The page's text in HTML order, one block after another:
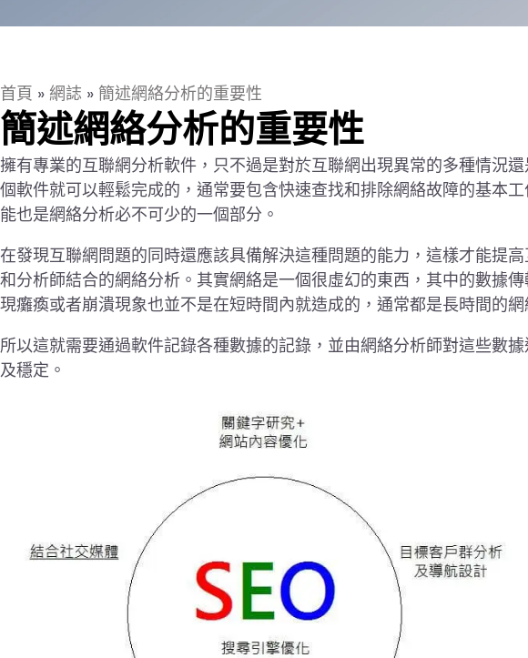
首頁 » 網誌 » 簡述網絡分析的重要性
簡述網絡分析的重要性
擁有專業的互聯網分析軟件，只不過是對於互聯網出現異常的多種情況
個軟件就可以輕鬆完成的，通常要包含快速查找和排除網絡故障的基本
能也是網絡分析必不可少的一個部分。
在發現互聯網問題的同時還應該具備解決這種問題的能力，這樣才能提
和分析師結合的網絡分析。其實網絡是一個很虛幻的東西，其中的數據
現癱瘓或者崩潰現象也並不是在短時間內就造成的，通常都是長時間的
所以這就需要通過軟件記錄各種數據的記錄，並由網絡分析師對這些數
及穩定。